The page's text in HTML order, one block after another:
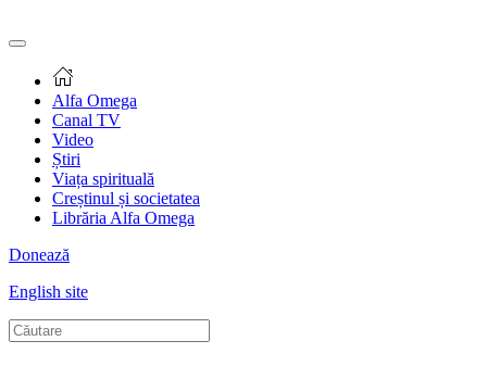
Alfa Omega
Canal TV
Video
Știri
Viața spirituală
Creștinul și societatea
Librăria Alfa Omega
Donează
English site